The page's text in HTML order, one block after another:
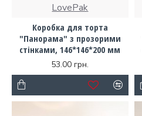
LovePak
Коробка для торта
"Панорама" з прозорими
стінками, 146*146*200 мм
53.00 грн.